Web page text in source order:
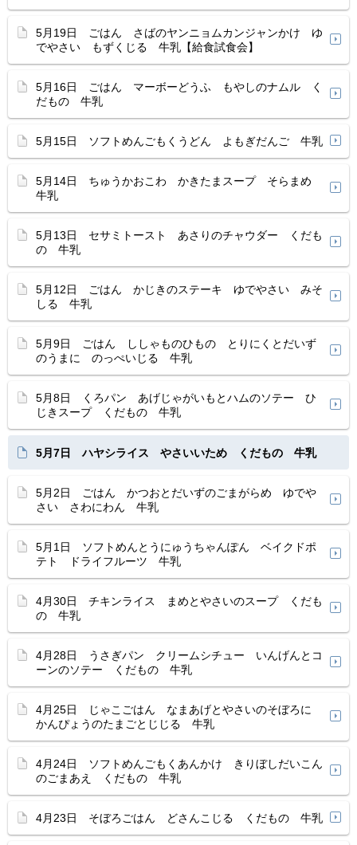
5月19日 ごはん さばのヤンニョムカンジャンかけ ゆ
でやさい もずくじる 牛乳【給食試食会】
5月16日 ごはん マーボーどうふ もやしのナムル く
だもの 牛乳
5月15日 ソフトめんごもくうどん よもぎだんご 牛乳
5月14日 ちゅうかおこわ かきたまスープ そらまめ
牛乳
5月13日 セサミトースト あさりのチャウダー くだも
の 牛乳
5月12日 ごはん かじきのステーキ ゆでやさい みそ
しる 牛乳
5月9日 ごはん ししゃものひもの とりにくとだいず
のうまに のっぺいじる 牛乳
5月8日 くろパン あげじゃがいもとハムのソテー ひ
じきスープ くだもの 牛乳
5月7日 ハヤシライス やさいいため くだもの 牛乳
5月2日 ごはん かつおとだいずのごまがらめ ゆでや
さい さわにわん 牛乳
5月1日 ソフトめんとうにゅうちゃんぽん ベイクドポ
テト ドライフルーツ 牛乳
4月30日 チキンライス まめとやさいのスープ くだも
の 牛乳
4月28日 うさぎパン クリームシチュー いんげんとコ
ーンのソテー くだもの 牛乳
4月25日 じゃこごはん なまあげとやさいのそぼろに
かんぴょうのたまごとじじる 牛乳
4月24日 ソフトめんごもくあんかけ きりぼしだいこん
のごまあえ くだもの 牛乳
4月23日 そぼろごはん どさんこじる くだもの 牛乳